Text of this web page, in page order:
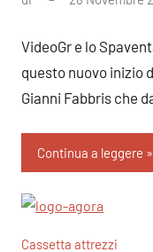
VideoGr e lo
questo nuovo inizio
Gianni Fabbris che
Continua a leggere
Cassetta attrezzi